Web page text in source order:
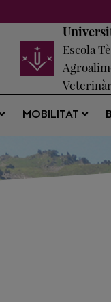
Escola
MOBILITAT